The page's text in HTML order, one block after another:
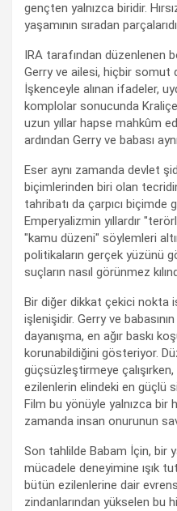
gençten yalnızca biridir.
yaşamının sıradan
IRA tarafından düzenlenen
Gerry ve ailesi, hiçbir somut
İşkenceyle alınan ifadeler,
komplolar sonucunda
uzun yıllar hapse mahkûm
ardından Gerry ve babası
Eser aynı zamanda devlet
biçimlerinden biri olan
tahribatı da çarpıcı biçimde
Emperyalizmin yıllardır
"kamu düzeni" söylemleri
politikaların gerçek yüzünü
suçların nasıl görünmez
Bir diğer dikkat çekici nokta
işlenişidir. Gerry ve
dayanışma, en ağır baskı
korunabildiğini gösteriyor.
güçsüzleştirmeye çalışırken,
ezilenlerin elindeki en güçlü
Film bu yönüyle yalnızca bir
zamanda insan onurunun
Son tahlilde Babam İçin, bir
mücadele deneyimine ışık
bütün ezilenlerine dair
zindanlarından yükselen bu